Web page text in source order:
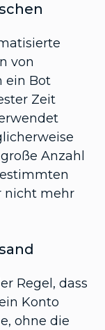
von
ein Bot
Zeit
Anzahl
nicht mehr
Regel, dass
Konto
ohne die